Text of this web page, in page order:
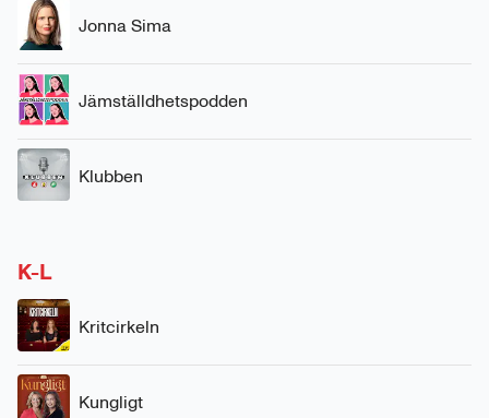
Jonna Sima
Jämställdhetspodden
Klubben
K-L
Kritcirkeln
Kungligt